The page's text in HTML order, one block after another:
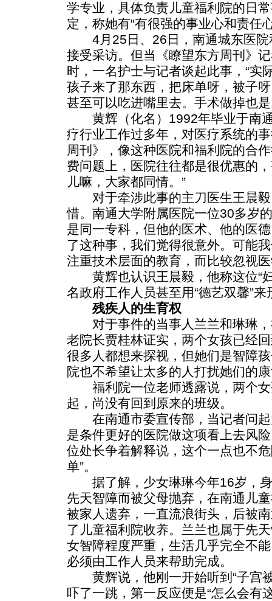
学专业，具体负责儿童福利院的日
定，称她有“有很强的事业心和责任
4月25日、26日，南通城东医院
接受采访。但当《瞭望东方周刊》
时，一名护士与记者谈起此事，“实
孩子来了那东西，把床单呀，被子
甚至可以吃进嘴里去。手术做掉也
黄辉（化名）1992年毕业于南通
疗行业工作过多年，对医疗系统的
周刊》，像这种医院和福利院的合
费问题上，医院往往都是很优惠的
儿嘛，大家都同情。”
对于牵涉此事的主刀医生王晨毅
惜。南通大学附属医院一位30多岁
是同一专科，但他的医术、他的医
了这种事，我们觉得很意外。可能
注重技术层面的教育，而比较忽视
黄辉也认识王晨毅，他称这位“
名政府工作人员甚至用“德艺双馨”
残疾人的生育权
对于事件的当事人兰兰和琳琳，
老院长贾桂林证实，两个女孩已经
很多人都想来探视，但她们是智障
院也不希望让太多的人打扰她们的
福利院一位老师透露说，两个女
起，尚没有回到原来的班级。
在南通市委宣传部，当记者问起
是条件更好的医院做这项看上去风
位处长争着解释说，这个一点也不
单”。
据了解，少女琳琳今年16岁，身
先天智障而被父母抛弃，在南通儿
被家人遗弃，一直流浪街头，后被
了儿童福利院收养。兰兰也属于先
女智障程度严重，生活几乎完全不
必须由工作人员来帮助完成。
黄辉说，他刚一开始听到“子宫
吓了一跳，第一反应便是“怎么会有